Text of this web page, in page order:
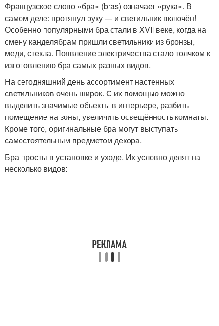
Французское слово «бра» (bras) означает «рука». В
самом деле: протянул руку — и светильник включён!
Особенно популярными бра стали в XVII веке, когда на
смену канделябрам пришли светильники из бронзы,
меди, стекла. Появление электричества стало толчком к
изготовлению бра самых разных видов.
На сегодняшний день ассортимент настенных
светильников очень широк. С их помощью можно
выделить значимые объекты в интерьере, разбить
помещение на зоны, увеличить освещённость комнаты.
Кроме того, оригинальные бра могут выступать
самостоятельным предметом декора.
Бра просты в установке и уходе. Их условно делят на
несколько видов: